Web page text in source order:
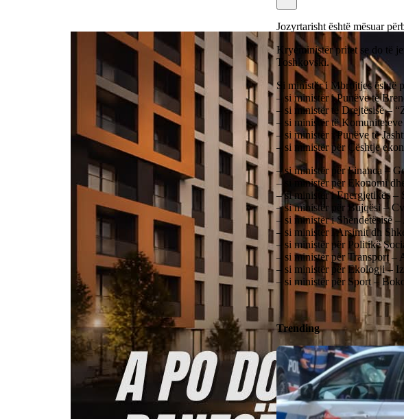
Jozyrtarisht është mësuar
Kryeministër pritet se do të
Toshkovski.
Si ministër i Mbrojtjes është
– si ministër i Punëve të
– si ministër të Drejtësisë –
– si ministër të
– si ministër i Punëve të
– si ministër për Çështje
– si ministër për Financa –
– si ministër për Ekonomi
– si ministër i Energjetikës –
– si ministër për Bujqësi –
– si ministër i Shëndetësisë
– si ministër i Arsimit dh
– si ministër për Politikë
– si ministër për Transport –
– si ministër për Ekologji –
– si ministër për Sport –
Trending